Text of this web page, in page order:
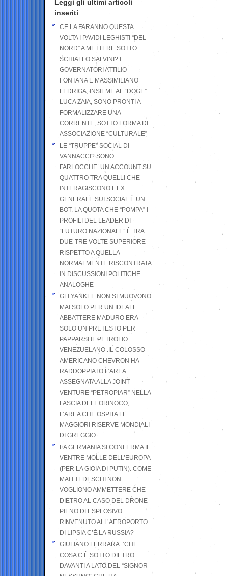
Leggi gli ultimi articoli
inseriti
CE LA FARANNO QUESTA
VOLTA I PAVIDI LEGHISTI “DEL
NORD” A METTERE SOTTO
SCHIAFFO SALVINI? I
GOVERNATORI ATTILIO
FONTANA E MASSIMILIANO
FEDRIGA, INSIEME AL “DOGE”
LUCA ZAIA, SONO PRONTI A
FORMALIZZARE UNA
CORRENTE, SOTTO FORMA DI
ASSOCIAZIONE “CULTURALE”
LE “TRUPPE” SOCIAL DI
VANNACCI? SONO
FARLOCCHE: UN ACCOUNT SU
QUATTRO TRA QUELLI CHE
INTERAGISCONO L’EX
GENERALE SUI SOCIAL È UN
BOT. LA QUOTA CHE “POMPA” I
PROFILI DEL LEADER DI
“FUTURO NAZIONALE” È TRA
DUE-TRE VOLTE SUPERIORE
RISPETTO A QUELLA
NORMALMENTE RISCONTRATA
IN DISCUSSIONI POLITICHE
ANALOGHE
GLI YANKEE NON SI MUOVONO
MAI SOLO PER UN IDEALE:
ABBATTERE MADURO ERA
SOLO UN PRETESTO PER
PAPPARSI IL PETROLIO
VENEZUELANO .IL COLOSSO
AMERICANO CHEVRON HA
RADDOPPIATO L’AREA
ASSEGNATA ALLA JOINT
VENTURE “PETROPIAR” NELLA
FASCIA DELL’ORINOCO,
L’AREA CHE OSPITA LE
MAGGIORI RISERVE MONDIALI
DI GREGGIO
LA GERMANIA SI CONFERMA IL
VENTRE MOLLE DELL’EUROPA
(PER LA GIOIA DI PUTIN). COME
MAI I TEDESCHI NON
VOGLIONO AMMETTERE CHE
DIETRO AL CASO DEL DRONE
PIENO DI ESPLOSIVO
RINVENUTO ALL’AEROPORTO
DI LIPSIA C’È LA RUSSIA?
GIULIANO FERRARA: ’CHE
COSA C’È SOTTO DIETRO
DAVANTI A LATO DEL “SIGNOR